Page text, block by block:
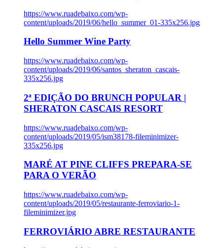
https://www.ruadebaixo.com/wp-
content/uploads/2019/06/hello_summer_01-335x256.jpg
Hello Summer Wine Party
https://www.ruadebaixo.com/wp-
content/uploads/2019/06/santos_sheraton_cascais-
335x256.jpg
2ª EDIÇÃO DO BRUNCH POPULAR |
SHERATON CASCAIS RESORT
https://www.ruadebaixo.com/wp-
content/uploads/2019/05/ism38178-fileminimizer-
335x256.jpg
MARÉ AT PINE CLIFFS PREPARA-SE
PARA O VERÃO
https://www.ruadebaixo.com/wp-
content/uploads/2019/05/restaurante-ferroviario-1-
fileminimizer.jpg
FERROVIÁRIO ABRE RESTAURANTE